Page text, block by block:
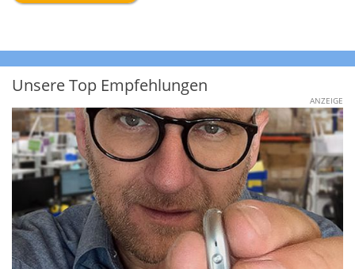
Unsere Top Empfehlungen
ANZEIGE